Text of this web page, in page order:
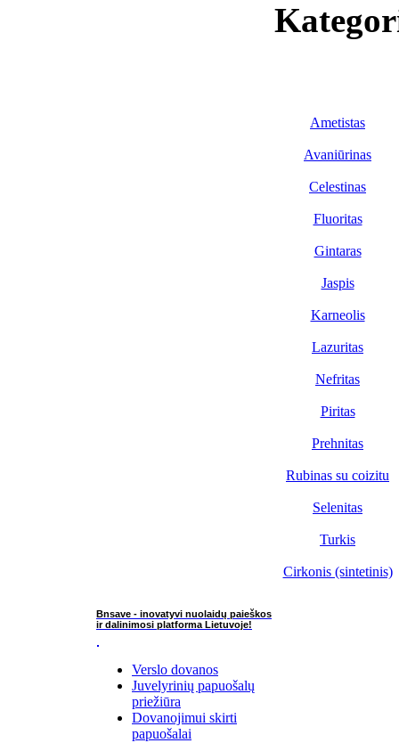
Ametistas
Avaniūrinas
Celestinas
Fluoritas
Gintaras
Jaspis
Karneolis
Lazuritas
Nefritas
Piritas
Prehnitas
Rubinas su coizitu
Selenitas
Turkis
Cirkonis (sintetinis)
Bnsave - inovatyvi nuolaidų paieškos
ir dalinimosi platforma Lietuvoje!
Verslo dovanos
Juvelyrinių papuošalų
priežiūra
Dovanojimui skirti
papuošalai